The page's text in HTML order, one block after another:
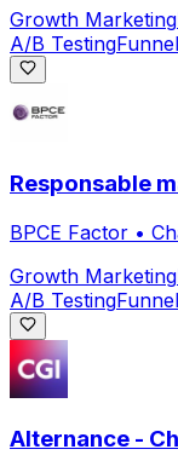
Growth Marketing
A/B Testing
Responsable
BPCE Factor •
Growth Marketing
A/B Testing
Alternance -